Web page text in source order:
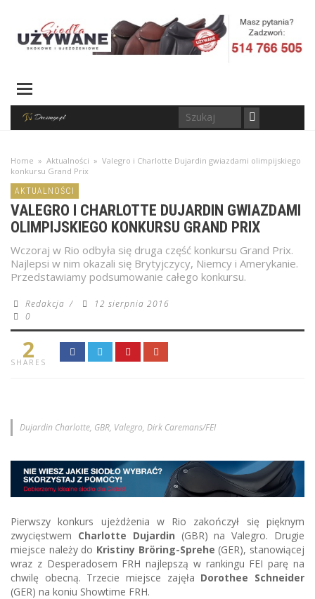
Home » Aktualności » Valegro i Charlotte Dujardin gwiazdami olimpijskiego
konkursu Grand Prix
AKTUALNOŚCI
VALEGRO I CHARLOTTE DUJARDIN GWIAZDAMI
OLIMPIJSKIEGO KONKURSU GRAND PRIX
Wczoraj w Rio odbyła się druga część konkursu Grand Prix.
Najlepsi w nim okazali się Brytyjczycy, Niemcy i Amerykanie.
Przedstawiamy podsumowanie całego konkursu.
Redakcja /
12 sierpnia 2016
0
2
SHARES
Dujardin Charlotte, GBR, Valegro, Dirk Caremans/FEI
Pierwszy konkurs ujeżdżenia w Rio zakończył się pięknym
zwycięstwem Charlotte Dujardin (GBR) na Valegro. Drugie
miejsce należy do Kristiny Bröring-Sprehe (GER), stanowiącej
wraz z Desperadosem FRH najlepszą w rankingu FEI parę na
chwilę obecną. Trzecie miejsce zajęła Dorothee Schneider
(GER) na koniu Showtime FRH.